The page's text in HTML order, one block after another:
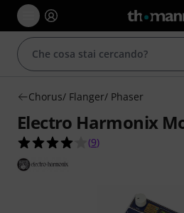
Chorus/ Flanger/ Phaser
Electro Harmonix
4.1 su 5 stelle su 9
(9)